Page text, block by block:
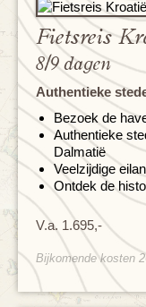
Fietsreis
8/9 dagen
Authentieke
Bezoek de
Authentieke
Dalmatië
Veelzijdige
Ontdek de
V.a. 1.695,-
Bijkomende kosten